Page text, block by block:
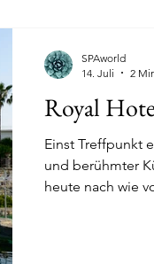
Royal
Einst Treffpunkt
und berühmter
heute nach wie
SPAworld
14. Juli
2